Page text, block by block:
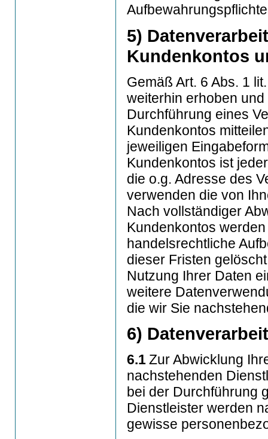
5)
Kundenkontos
Gemäß Art. 6 Abs. 1
weiterhin erhoben
Durchführung eines
Kundenkontos
jeweiligen
Kundenkontos ist
die o.g. Adresse des
verwenden die von
Nach vollständiger
Kundenkontos
handelsrechtliche
dieser Fristen
Nutzung Ihrer Daten
weitere
die wir Sie
6)
6.1Zur Abwicklung
nachstehenden
bei der Durchführung
Dienstleister werden
gewisse